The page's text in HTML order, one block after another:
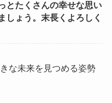
とたくさんの幸せな思い
しょう。末長くよろしく
な未来を見つめる姿勢